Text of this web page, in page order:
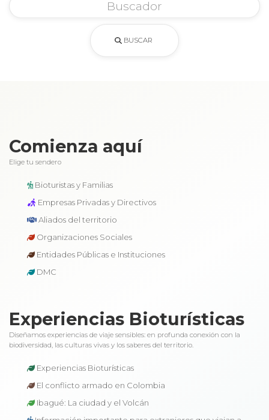
BUSCAR
Comienza aquí
Elige tu sendero
Bioturistas y Familias
Empresas Privadas y Directivos
Aliados del territorio
Organizaciones Sociales
Entidades Públicas e Instituciones
DMC
Experiencias Bioturísticas
Diseñamos experiencias de viaje sensibles: en profunda conexión con la
biodiversidad, las culturas vivas y los saberes del territorio.
Experiencias Bioturísticas
El conflicto armado en Colombia
Ibagué: La ciudad y el Volcán